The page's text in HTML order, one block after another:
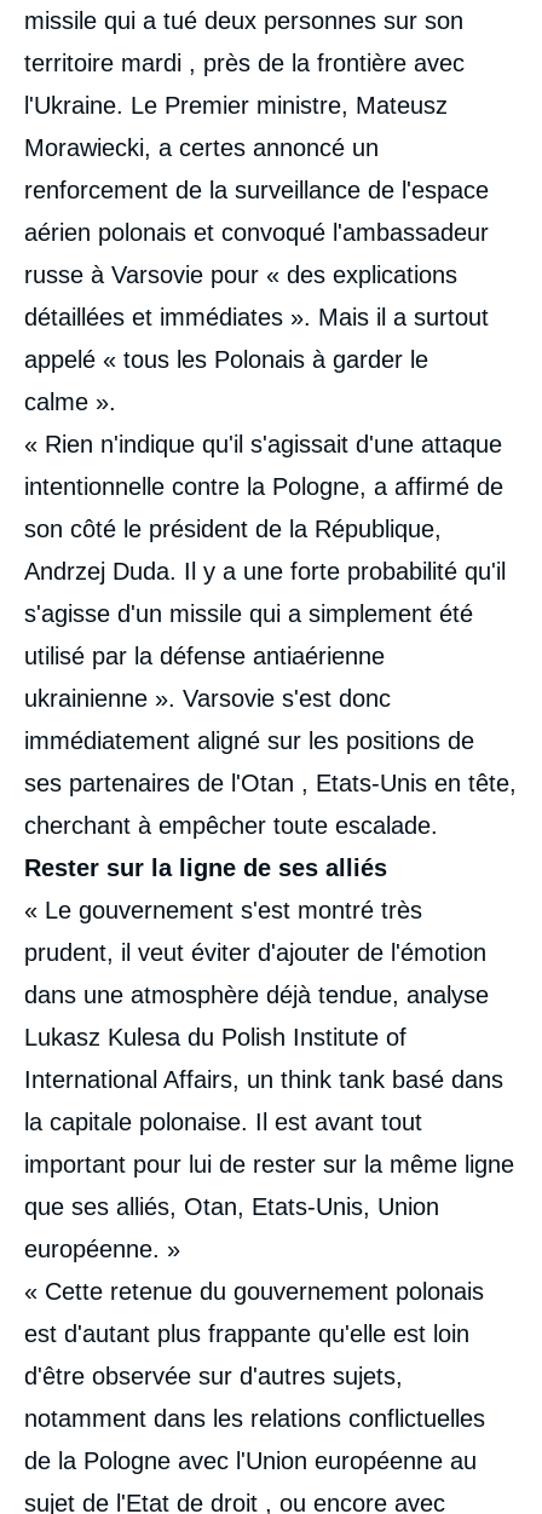
missile qui a tué deux personnes sur son
territoire mardi , près de la frontière avec
l'Ukraine. Le Premier ministre, Mateusz
Morawiecki, a certes annoncé un
renforcement de la surveillance de l'espace
aérien polonais et convoqué l'ambassadeur
russe à Varsovie pour « des explications
détaillées et immédiates ». Mais il a surtout
appelé « tous les Polonais à garder le
calme ».
« Rien n'indique qu'il s'agissait d'une attaque
intentionnelle contre la Pologne, a affirmé de
son côté le président de la République,
Andrzej Duda. Il y a une forte probabilité qu'il
s'agisse d'un missile qui a simplement été
utilisé par la défense antiaérienne
ukrainienne ». Varsovie s'est donc
immédiatement aligné sur les positions de
ses partenaires de l'Otan , Etats-Unis en tête,
cherchant à empêcher toute escalade.
Rester sur la ligne de ses alliés
« Le gouvernement s'est montré très
prudent, il veut éviter d'ajouter de l'émotion
dans une atmosphère déjà tendue, analyse
Lukasz Kulesa du Polish Institute of
International Affairs, un think tank basé dans
la capitale polonaise. Il est avant tout
important pour lui de rester sur la même ligne
que ses alliés, Otan, Etats-Unis, Union
européenne. »
« Cette retenue du gouvernement polonais
est d'autant plus frappante qu'elle est loin
d'être observée sur d'autres sujets,
notamment dans les relations conflictuelles
de la Pologne avec l'Union européenne au
sujet de l'Etat de droit , ou encore avec